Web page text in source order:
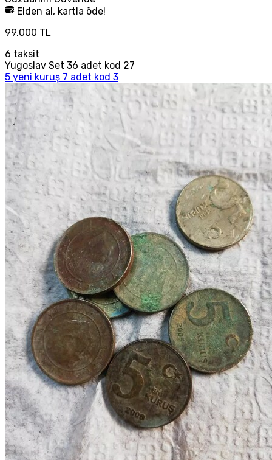
Elden al, kartla öde!
99.000 TL
6 taksit
Yugoslav Set 36 adet kod 27
5 yeni kuruş 7 adet kod 3